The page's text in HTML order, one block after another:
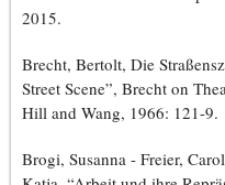
2015.
Brecht, Bertolt, Die
Street Scene”, Brecht on
Hill and Wang, 1966: 121-9.
Brogi, Susanna - Freier,